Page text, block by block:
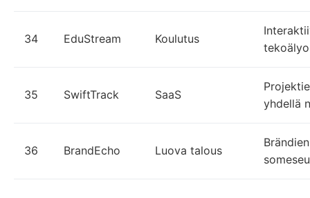
34 EduStream Koulutus
35 SwiftTrack SaaS
yhdellä
36 BrandEcho Luova talous